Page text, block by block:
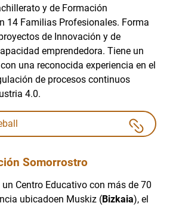
y de Formación
14 Familias Profesionales. Forma
de Innovación y de
emprendedora. Tiene un
una reconocida experiencia en el
de procesos continuos
4.0.
Somorrostro
un Centro Educativo con más de 70
ubicadoen Muskiz (Bizkaia), el